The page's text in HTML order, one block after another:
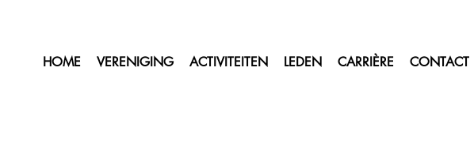
HOME VERENIGING ACTIVITEITEN LEDEN CARRIÈRE CONTACT